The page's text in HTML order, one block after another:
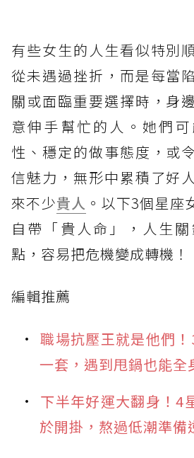
有些女生的人生看似特別
從未遇過挫折，而是每當
關或面臨重要選擇時，身
意伸手幫忙的人。她們
性、穩定的做事態度，或
信魅力，無形中累積了好
來不少貴人 。以下3個星座
自帶「貴人命」，人生
點，容易把危機變成轉機！
編輯推薦
職場抗壓王就是他們
一套，遇到甩鍋也能全
下半年好運大翻身！4
於開掛，熬過低潮準備